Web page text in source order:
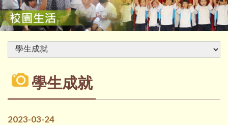
學生成就
2023-03-24